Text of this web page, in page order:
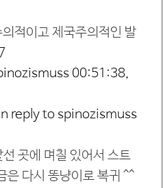
적이고 제국주의적인 발
00:51:38,
reply to spinozismuss
곳에 며칠 있어서 스트
은 다시 똥냥이로 복귀 ^^